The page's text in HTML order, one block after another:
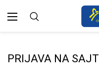
PRIJAVA NA SAJT